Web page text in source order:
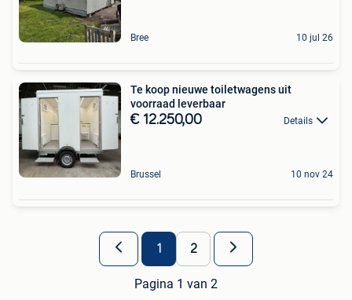
Bree 10 jul 26
Te koop nieuwe toiletwagens uit
voorraad leverbaar
€ 12.250,00 Details
Brussel 10 nov 24
1 2
Pagina 1 van 2